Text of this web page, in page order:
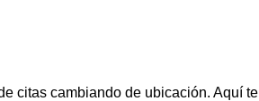
citas cambiando de ubicación. Aquí te